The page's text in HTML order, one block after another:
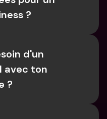
?
d'un
avec ton
?